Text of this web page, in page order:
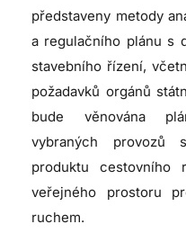
představeny metody
a regulačního plánu s
stavebního řízení,
požadavků orgánů
bude věnována
vybraných provozů
produktu cestovního
veřejného prostoru
ruchem.